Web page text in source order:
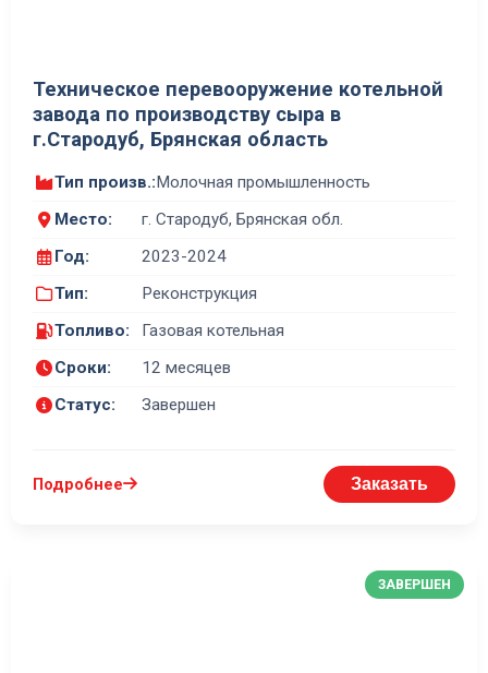
Техническое перевооружение котельной
завода по производству сыра в
г.Стародуб, Брянская область
Тип произв.: Молочная промышленность
Место:
г. Стародуб, Брянская обл.
Год:
2023-2024
Тип:
Реконструкция
Топливо:
Газовая котельная
Сроки:
12 месяцев
Статус:
Завершен
Подробнее Заказать
ЗАВЕРШЕН